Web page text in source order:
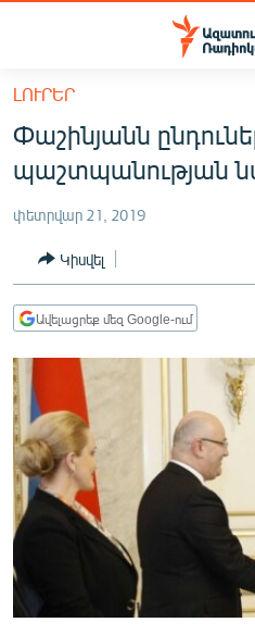
Մատչելիության
հիմնական
բովանդակությանը
հիմնական
մենյուին
ՀԱՅԱՍՏԱՆ
ՔԱՂԱՔԱԿԱՆ
ԸՆՏՐՈՒԹՅՈՒՆՆԵՐ 2026
ԻՐԱՎՈՒՆՔ
ՀԱՍԱՐԱԿՈՒԹՅՈՒՆ
ՂԱՐԱԲԱՂ
ՊԱՏԵՐԱԶՄԻ 6 ՇԱԲԱԹՆԵՐԸ
ՏԱՐԱԾԱՇՐՋԱՆ
ՄԻՋԱԶԳԱՅԻՆ
ՄՇԱԿՈՒՅԹ
ՄԵԿՆԱԲԱՆՈՒԹՅՈՒՆ
ԼՈՒՐԵՐ
Փաշինյանն
պաշտպանության
փետրվար 21, 2019
Կիսվել
Ավելացրեք մեզ Google-ում